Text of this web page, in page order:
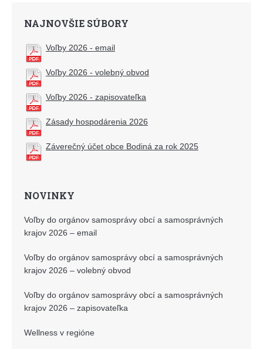
NAJNOVŠIE SÚBORY
Voľby 2026 - email
Voľby 2026 - volebný obvod
Voľby 2026 - zapisovateľka
Zásady hospodárenia 2026
Záverečný účet obce Bodiná za rok 2025
NOVINKY
Voľby do orgánov samosprávy obcí a samosprávných
krajov 2026 – email
Voľby do orgánov samosprávy obcí a samosprávných
krajov 2026 – volebný obvod
Voľby do orgánov samosprávy obcí a samosprávných
krajov 2026 – zapisovateľka
Wellness v regióne